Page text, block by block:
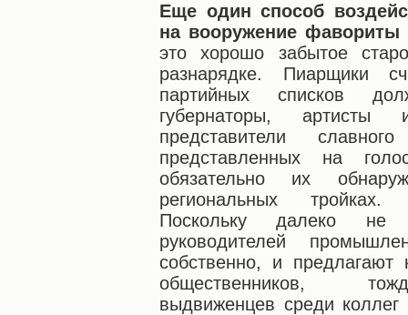
Еще один способ
на вооружение
это хорошо забытое
разнарядке. Пиарщики
партийных списков
губернаторы,
представители
представленных на
обязательно их
региональных
Поскольку далеко не
руководителей
собственно, и предлагают
общественников,
выдвиженцев среди